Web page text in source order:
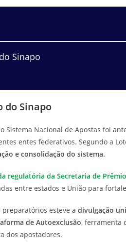
Sinapo
do Sinapo
Sistema Nacional de Apostas foi
entes federativos. Segundo a
e consolidação do sistema.
regulatória da Secretaria de
entre estados e União para
esteve a divulgação
de Autoexclusão, ferramenta
dos apostadores.